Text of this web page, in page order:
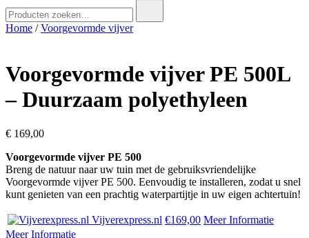
naar:
Home /Voorgevormde vijver
Voorgevormde vijver PE 500L
– Duurzaam polyethyleen
€ 169,00
Voorgevormde vijver PE 500
Breng de natuur naar uw tuin met de gebruiksvriendelijke
Voorgevormde vijver PE 500. Eenvoudig te installeren, zodat u snel
kunt genieten van een prachtig waterpartijtje in uw eigen achtertuin!
Vijverexpress.nl €169,00 Meer Informatie
Meer Informatie